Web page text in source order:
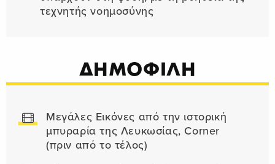
τεχνητής νοημοσύνης
ΔΗΜΟΦΙΛΗ
Μεγάλες Εικόνες από την ιστορική
μπυραρία της Λευκωσίας, Corner
(πριν από το τέλος)